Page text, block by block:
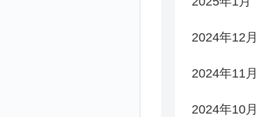
2024年12月
2024年11月
2024年10月